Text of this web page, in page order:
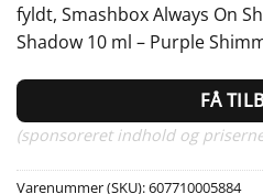
fyldt, Smashbox Always On
Shadow 10 ml – Purple
FÅ
(sponsoreret indhold og
Varenummer (SKU):607710005884